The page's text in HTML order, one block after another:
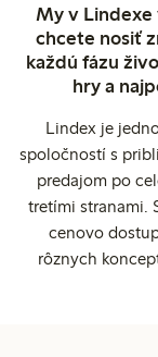
My v Lindexe
chcete nosiť
každú fázu
hry a
Lindex je
spoločností s
predajom po
tretími stranami.
cenovo
rôznych